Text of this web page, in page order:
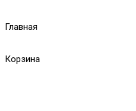
Главная
Корзина